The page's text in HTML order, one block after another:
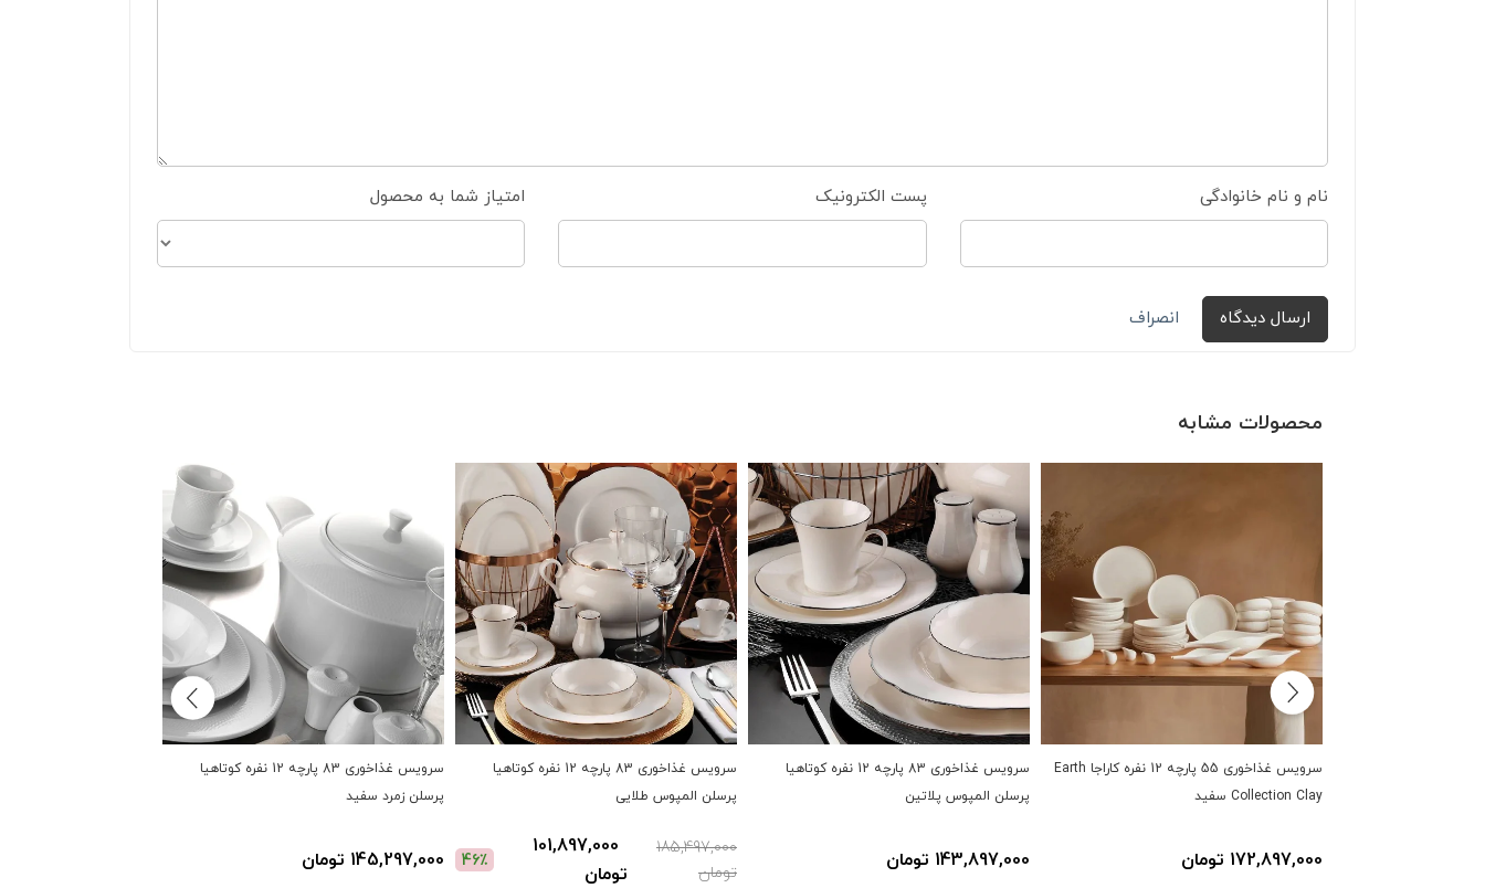
نام و نام خانوادگی پست الکترونیک امتیاز شما به محصول
ارسال دیدگاه انصراف
محصولات مشابه
سرویس غذاخوری 55 پارچه 12 نفره کاراجا Earth
Collection Clay سفید
172,897,000 تومان
سرویس غذاخوری 83 پارچه 12 نفره کوتاهیا
پرسلن المپوس پلاتین
143,897,000 تومان
سرویس غذاخوری 83 پارچه 12 نفره کوتاهیا
پرسلن المپوس طلایی
185,497,000
تومان
101,897,000
تومان
46٪
سرویس غذاخوری 83 پارچه 12 نفره کوتاهیا
پرسلن زمرد سفید
145,297,000 تومان